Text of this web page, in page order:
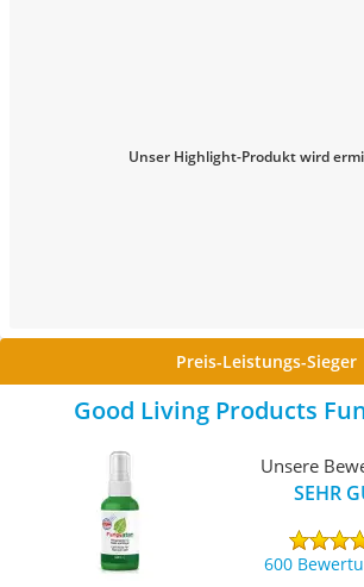
Unser Highlight-Produkt wird
Preis-Leistungs-Sieger
Good Living Products
Unsere
SEHR
600